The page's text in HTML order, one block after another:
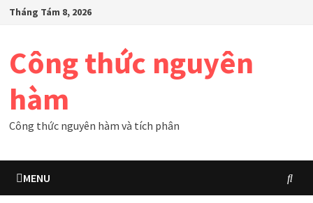
SkipTháng Tám 8, 2026
Công thức nguyên
hàm
Công thức nguyên hàm và tích phân
MENU